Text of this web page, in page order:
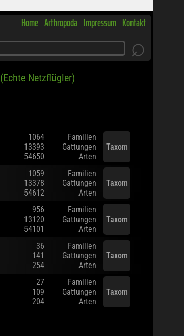
Home Arthropoda Impressum Kontakt
⌕
(Echte Netzflügler)
1064
13393
54650
Familien
Gattungen
Arten
Taxom
1059
13378
54612
Familien
Gattungen
Arten
Taxom
956
13120
54101
Familien
Gattungen
Arten
Taxom
36
141
254
Familien
Gattungen
Arten
Taxom
27
109
204
Familien
Gattungen
Arten
Taxom